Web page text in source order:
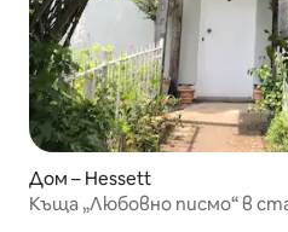
Дом – Hessett
Къща „Любовно писмо“ в